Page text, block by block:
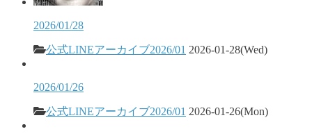
2026/01/28
公式LINEアーカイブ2026/01 2026-01-28(Wed)
2026/01/26
公式LINEアーカイブ2026/01 2026-01-26(Mon)